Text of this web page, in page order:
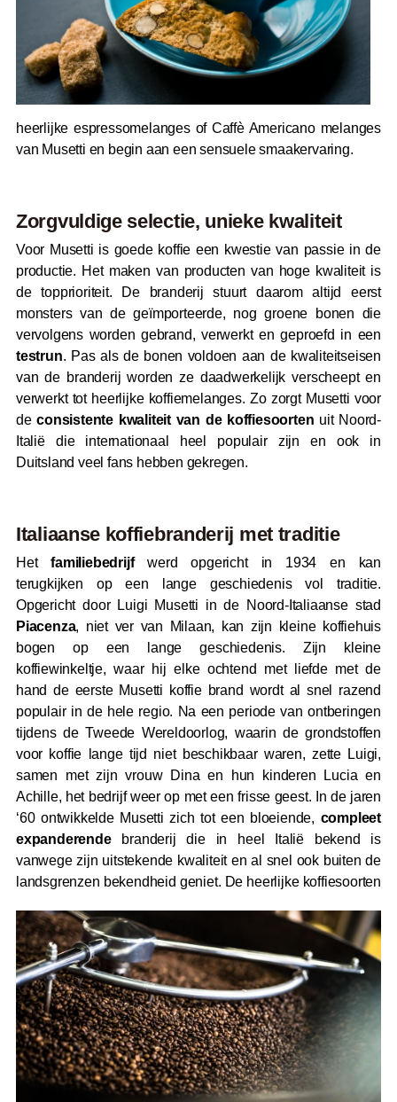
heerlijke espressomelanges of Caffè Americano melanges
van Musetti en begin aan een sensuele smaakervaring.
Zorgvuldige selectie, unieke kwaliteit
Voor Musetti is goede koffie een kwestie van passie in de
productie. Het maken van producten van hoge kwaliteit is
de topprioriteit. De branderij stuurt daarom altijd eerst
monsters van de geïmporteerde, nog groene bonen die
vervolgens worden gebrand, verwerkt en geproefd in een
testrun. Pas als de bonen voldoen aan de kwaliteitseisen
van de branderij worden ze daadwerkelijk verscheept en
verwerkt tot heerlijke koffiemelanges. Zo zorgt Musetti voor
deconsistente kwaliteit van de koffiesoorten uit Noord-
Italië die internationaal heel populair zijn en ook in
Duitsland veel fans hebben gekregen.
Italiaanse koffiebranderij met traditie
Hetfamiliebedrijfwerd opgericht in 1934 en kan
terugkijken op een lange geschiedenis vol traditie.
Opgericht door Luigi Musetti in de Noord-Italiaanse stad
Piacenza, niet ver van Milaan, kan zijn kleine koffiehuis
bogen op een lange geschiedenis. Zijn kleine
koffiewinkeltje, waar hij elke ochtend met liefde met de
hand de eerste Musetti koffie brand wordt al snel razend
populair in de hele regio. Na een periode van ontberingen
tijdens de Tweede Wereldoorlog, waarin de grondstoffen
voor koffie lange tijd niet beschikbaar waren, zette Luigi,
samen met zijn vrouw Dina en hun kinderen Lucia en
Achille, het bedrijf weer op met een frisse geest. In de jaren
‘60 ontwikkelde Musetti zich tot een bloeiende, compleet
expanderendebranderij die in heel Italië bekend is
vanwege zijn uitstekende kwaliteit en al snel ook buiten de
landsgrenzen bekendheid geniet. De heerlijke koffiesoorten